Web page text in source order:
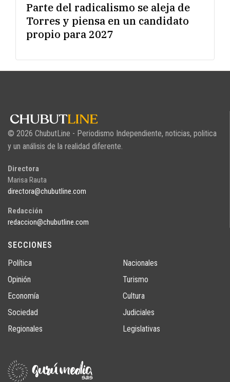
Parte del radicalismo se aleja de
Torres y piensa en un candidato
propio para 2027
© 2026 ChubutLine - Periodismo Independiente, noticias, politica
y un análisis de la realidad diferente.
Directora
Marisa Rauta
directora@chubutline.com
Redacción
redaccion@chubutline.com
SECCIONES
Política
Opinión
Economía
Sociedad
Regionales
Nacionales
Turismo
Cultura
Judiciales
Legislativas